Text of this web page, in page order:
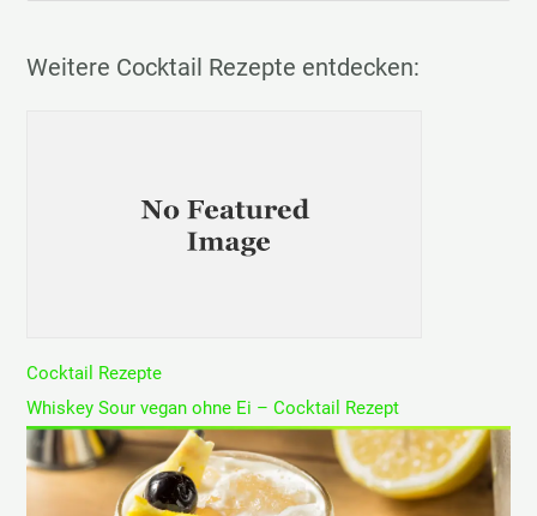
h
Weitere Cocktail Rezepte entdecken:
Cocktail Rezepte
Whiskey Sour vegan ohne Ei – Cocktail Rezept